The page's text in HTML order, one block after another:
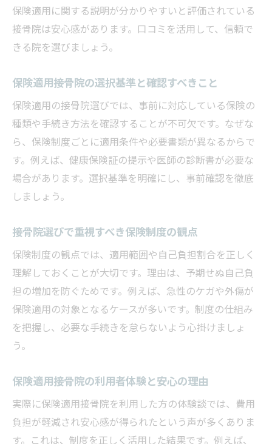
保険適用に関する説明が分かりやすいと評価されている
接骨院は安心感があります。口コミを活用して、信頼で
きる院を選びましょう。
保険適用接骨院の選択基準と確認すべきこと
保険適用の接骨院選びでは、事前に対応している保険の
種類や手続き方法を確認することが不可欠です。なぜな
ら、保険制度ごとに適用条件や必要書類が異なるからで
す。例えば、健康保険証の提示や医師の診断書が必要な
場合があります。選択基準を明確にし、事前確認を徹底
しましょう。
接骨院選びで重視すべき保険制度の観点
保険制度の観点では、適用範囲や自己負担割合を正しく
理解しておくことが大切です。理由は、予期せぬ自己負
担の増加を防ぐためです。例えば、急性のケガや外傷が
保険適用の対象となるケースが多いです。制度の仕組み
を把握し、必要な手続きを怠らないよう心掛けましょ
う。
保険適用接骨院の利用者体験と安心の理由
実際に保険適用接骨院を利用した方の体験談では、費用
負担が軽減され安心感が得られたという声が多くありま
す。これは、制度を正しく活用した結果です。例えば、